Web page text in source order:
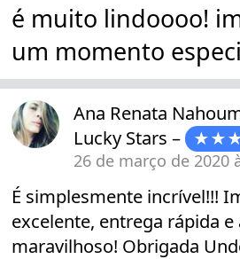
é muito lindoooo!
um momento
Ana Renata
Lucky Stars –
26 de março de 2020
É simplesmente incrível!!!
excelente, entrega rápida
maravilhoso! Obrigada